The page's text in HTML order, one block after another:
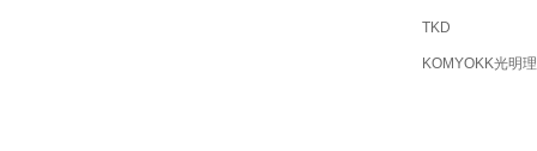
TKD
KOMYOKK光明